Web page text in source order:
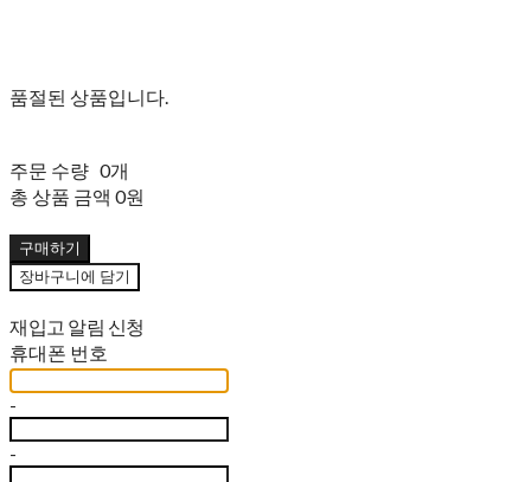
품절된 상품입니다.
주문 수량 0개
총 상품 금액 0원
구매하기
장바구니에 담기
재입고 알림 신청
휴대폰 번호
-
-